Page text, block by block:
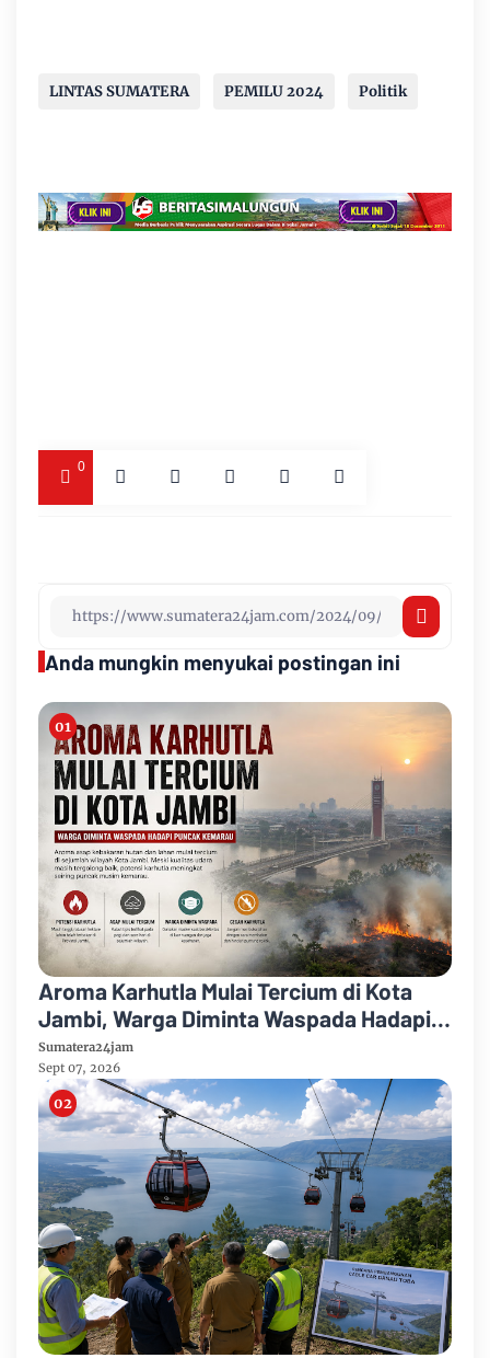
LINTAS SUMATERA PEMILU 2024 Politik
0
Anda mungkin menyukai postingan ini
Aroma Karhutla Mulai Tercium di Kota
Jambi, Warga Diminta Waspada Hadapi
Puncak Kemarau
Sumatera24jam
Sept 07, 2026